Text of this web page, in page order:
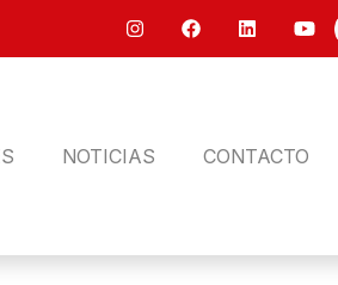
NOTICIAS CONTACTO